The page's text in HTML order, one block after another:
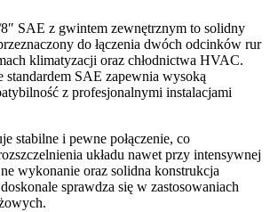
SAE z gwintem zewnętrznym to solidny
do łączenia dwóch odcinków rur
klimatyzacji oraz chłodnictwa HVAC.
standardem SAE zapewnia wysoką
z profesjonalnymi instalacjami
stabilne i pewne połączenie, co
układu nawet przy intensywnej
wykonanie oraz solidna konstrukcja
sprawdza się w zastosowaniach